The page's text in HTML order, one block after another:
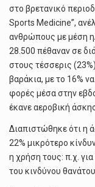
στο βρετανικό
Sports Medicine”,
ανθρώπους με μέση
28.500 πέθαναν σε
στους τέσσερις
βαράκια, με το 16%
φορές μέσα στην
έκανε αεροβική
Διαπιστώθηκε ότι η
22% μικρότερο
η χρήση τους: π.χ.
του κινδύνου